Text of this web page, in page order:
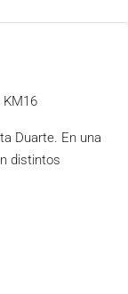
KM16
Duarte. En una
distintos